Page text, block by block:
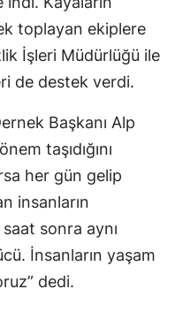
toplayan ekiplere
İşleri Müdürlüğü ile
de destek verdi.
Başkanı Alp
taşıdığını
her gün gelip
insanların
sonra aynı
İnsanların yaşam
dedi.